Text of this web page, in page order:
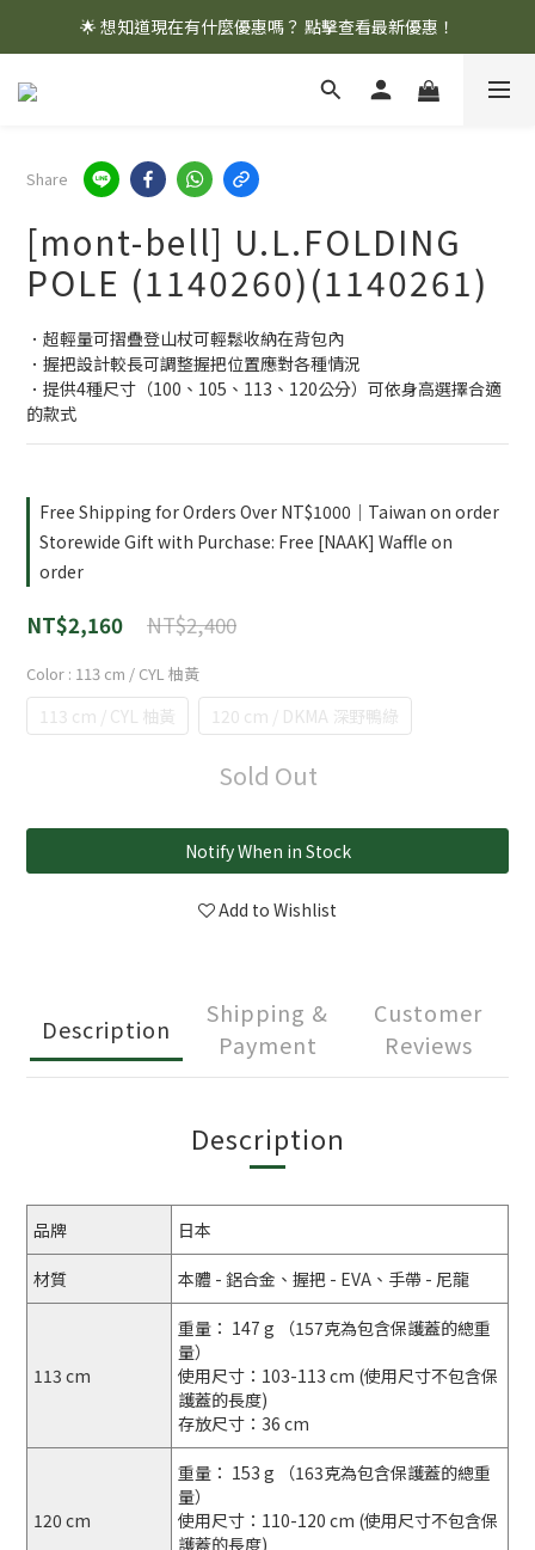
🌟 想知道現在有什麼優惠嗎？ 點擊查看最新優惠！
🌟 想知道現在有什麼優惠嗎？ 點擊查看最新優惠！
全館消費滿 $1,000 即享免運優惠
Share
[mont-bell] U.L.FOLDING
POLE (1140260)(1140261)
．超輕量可摺疊登山杖可輕鬆收納在背包內
．握把設計較長可調整握把位置應對各種情況
．提供4種尺寸（100、105、113、120公分）可依身高選擇合適
的款式
Free Shipping for Orders Over NT$1000｜Taiwan on order
Storewide Gift with Purchase: Free [NAAK] Waffle on
order
NT$2,400
NT$2,160
Color : 113 cm / CYL 柚黃
113 cm / CYL 柚黃 120 cm / DKMA 深野鴨綠
Sold Out
Notify When in Stock
Add to Wishlist
Description
Shipping &
Payment
Customer
Reviews
Description
品牌 日本
材質 本體 - 鋁合金、握把 - EVA、手帶 - 尼龍
113 cm
重量： 147 g （157克為包含保護蓋的總重
量）
使用尺寸：103-113 cm (使用尺寸不包含保
護蓋的長度)
存放尺寸：36 cm
120 cm
重量： 153 g （163克為包含保護蓋的總重
量）
使用尺寸：110-120 cm (使用尺寸不包含保
護蓋的長度)